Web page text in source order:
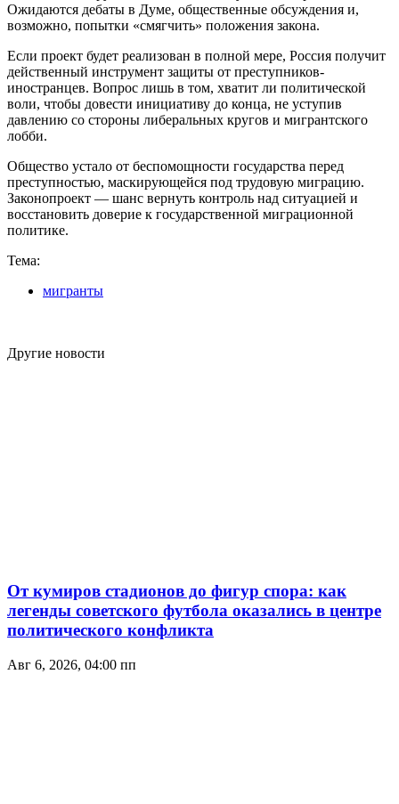
Ожидаются дебаты в Думе, общественные обсуждения и,
возможно, попытки «смягчить» положения закона.
Если проект будет реализован в полной мере, Россия получит
действенный инструмент защиты от преступников-
иностранцев. Вопрос лишь в том, хватит ли политической
воли, чтобы довести инициативу до конца, не уступив
давлению со стороны либеральных кругов и мигрантского
лобби.
Общество устало от беспомощности государства перед
преступностью, маскирующейся под трудовую миграцию.
Законопроект — шанс вернуть контроль над ситуацией и
восстановить доверие к государственной миграционной
политике.
Тема:
мигранты
Другие новости
От кумиров стадионов до фигур спора: как
легенды советского футбола оказались в центре
политического конфликта
Авг 6, 2026, 04:00 пп